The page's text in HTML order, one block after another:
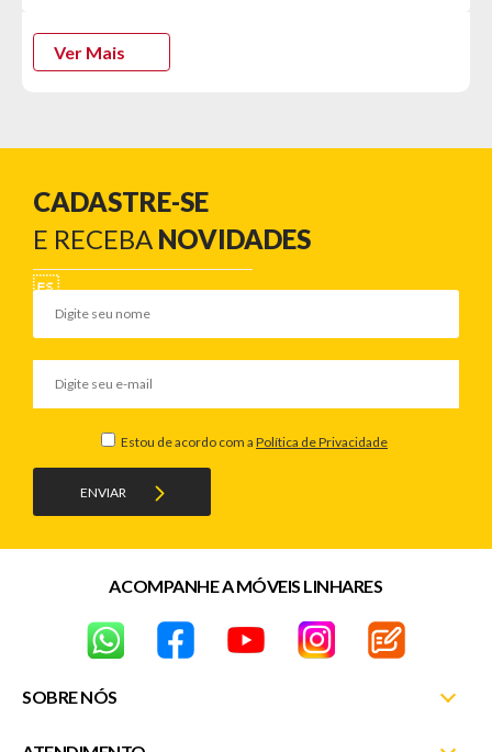
- Livre de BPA (Bisfenol A, Substância química prejudicial a
saúde)
Informações Técnicas Tampa:
- Marca: Arell DrinkWare
- Modelo: ARE-DW01-01
- Material Predominante: Acrílico
Cor:
- Transparente
Características Tampa:
- Aumenta até 100% a capacidade do copo
- Evita acidentes
Dimensões Tampa:
- Diâmetro: 88mm
danificado/quebrado, o prazo para solicitar a troca é de até 7
Ver Mais
CADASTRE-SE
E RECEBA NOVIDADES
ENVIAR
Estou de acordo com a Política de Privacidade
SOBRE NÓS
ACOMPANHE A MÓVEIS LINHARES